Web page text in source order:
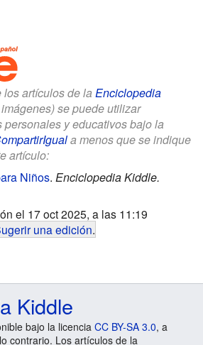
los artículos de la Enciclopedia
se puede utilizar
y educativos bajo la
a menos que se indique
artículo:
Niños. Enciclopedia Kiddle.
el 17 oct 2025, a las 11:19
una edición.
Kiddle
bajo la licencia CC BY-SA 3.0, a
contrario. Los artículos de la